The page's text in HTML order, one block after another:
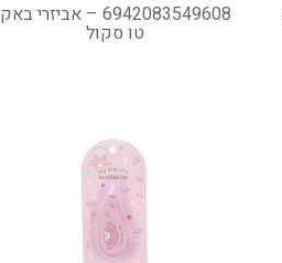
6942083549608 – אביזרי באק
טו סקול